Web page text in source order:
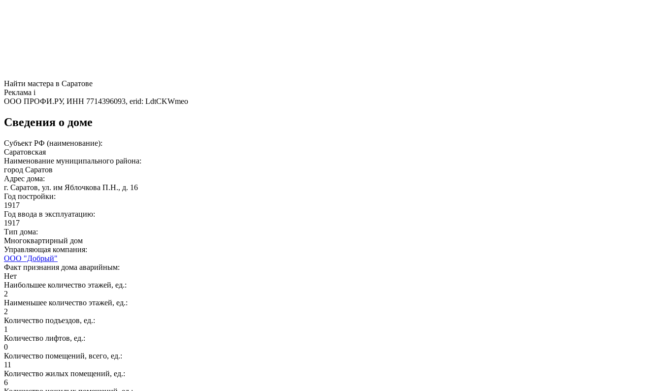
Найти мастера в Саратове
Реклама i
ООО ПРОФИ.РУ, ИНН 7714396093, erid: LdtCKWmeo
Сведения о доме
Субъект РФ (наименование):
Саратовская
Наименование муниципального района:
город Саратов
Адрес дома:
г. Саратов, ул. им Яблочкова П.Н., д. 16
Год постройки:
1917
Год ввода в эксплуатацию:
1917
Тип дома:
Многоквартирный дом
Управляющая компания:
ООО "Добрый"
Факт признания дома аварийным:
Нет
Наибольшее количество этажей, ед.:
2
Наименьшее количество этажей, ед.:
2
Количество подъездов, ед.:
1
Количество лифтов, ед.:
0
Количество помещений, всего, ед.:
11
Количество жилых помещений, ед.:
6